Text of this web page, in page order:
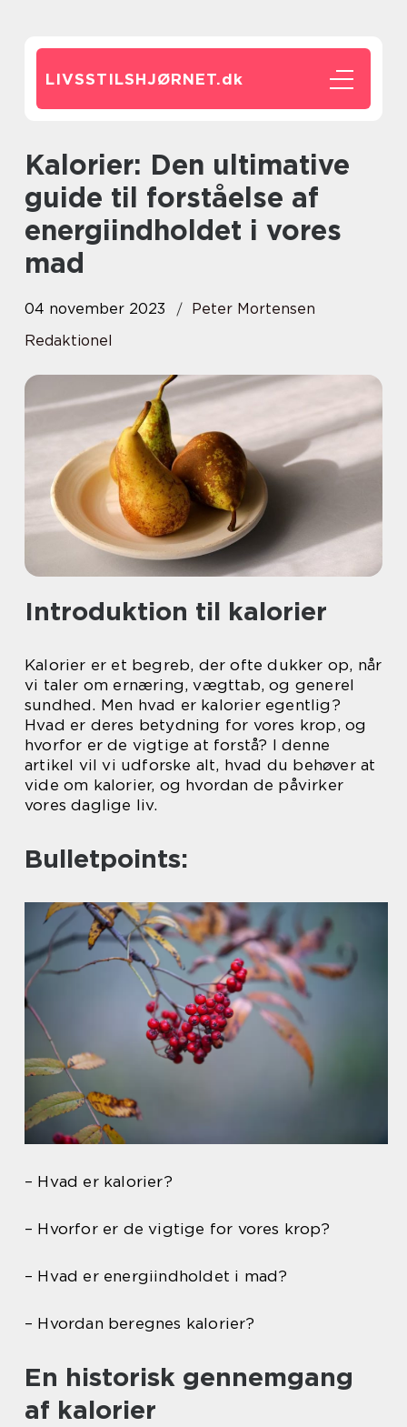
LIVSSTILSHJØRNET.dk
Kalorier: Den ultimative
guide til forståelse af
energiindholdet i vores
mad
04 november 2023
Peter Mortensen
Redaktionel
Introduktion til kalorier
Kalorier er et begreb, der ofte dukker op, når
vi taler om ernæring, vægttab, og generel
sundhed. Men hvad er kalorier egentlig?
Hvad er deres betydning for vores krop, og
hvorfor er de vigtige at forstå? I denne
artikel vil vi udforske alt, hvad du behøver at
vide om kalorier, og hvordan de påvirker
vores daglige liv.
Bulletpoints:
– Hvad er kalorier?
– Hvorfor er de vigtige for vores krop?
– Hvad er energiindholdet i mad?
– Hvordan beregnes kalorier?
En historisk gennemgang
af kalorier